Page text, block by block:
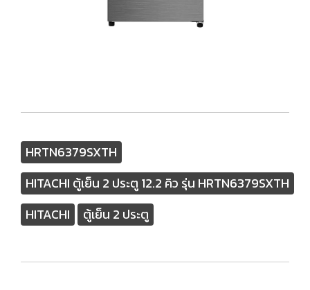
HRTN6379SXTH
HITACHI ตู้เย็น 2 ประตู 12.2 คิว รุ่น HRTN6379SXTH
HITACHI
ตู้เย็น 2 ประตู